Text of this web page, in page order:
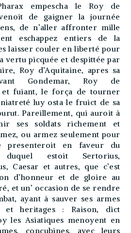
empescha le Roy de
de gaigner la journée
de n’aller affronter mille
eschappez entiers de la
laisser couler en liberté pour
vertu picquée et despittée par
Roy d’Aquitaine, apres sa
Gondemar, Roy de
et fuiant, le força de tourner
luy osta le fruict de sa
Pareillement, qui auroit à
ses soldats richement et
ou armez seulement pour
presenteroit en faveur du
estoit Sertorius,
Caesar et autres, que c’est
d’honneur et de gloire au
et un’ occasion de se rendre
ayant à sauver ses armes
et heritages : Raison, dict
les Asiatiques menoyent en
concubines, avec leurs